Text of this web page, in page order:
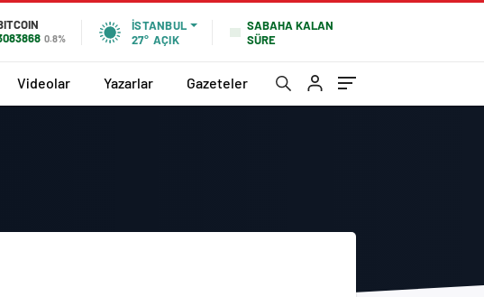
0.8%
İSTANBUL
27° AÇIK
SABAHA KALAN
SÜRE
Videolar Yazarlar Gazeteler